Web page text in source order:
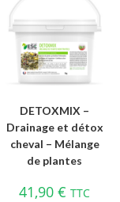
DETOXMIX –
Drainage et détox
cheval – Mélange
de plantes
41,90€ TTC